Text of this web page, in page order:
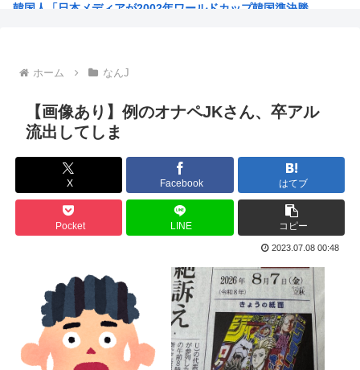
韓国人「日本メディアが2002年ワールドカップ韓国準決勝...
15歳少女に性的暴行した54歳、明らかにケンモメン
【海外の反応】 アルゼンチン協会、FIFA会長に確固たる...
ジャンポケ斉藤の弁護士「ロケバスには運転手いた。常識的に...
ジョジョ3部のスタンド、パワーが色々おかしいwww
高市早苗が全裸でガニ股オ●ニーしてる動画 or 高市早苗...
海外「日本人はなんて気高いんだ！」 英高級紙も驚愕した極...
海外「子宮頸部には神経がないので痛みは感じませんよ」医者...
【愛知・長久手市】ジブリパークに新施設誕生へ 「風の谷の...
ちいかわのモモンガ、逝く模様
4時だから窓から4回安倍晋三連呼した
【画像】今期の覇権アニメが『天幕シャドウガール』に決まっ...
ホーム なんJ
【画像あり】例のオナペJKさん、卒アル
流出してしま
X Facebook はてブ
Pocket LINE コピー
2023.07.08 00:48